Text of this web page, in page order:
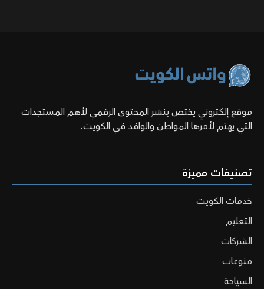
موقع إلكتروني يختص بنشر المحتوى الرقمي لأهم المستجدات
التي يهتم لأمرها المواطن والوافد في الكويت.
تصنيفات مميزة
خدمات الكويت
التعليم
الشركات
منوعات
السياحة